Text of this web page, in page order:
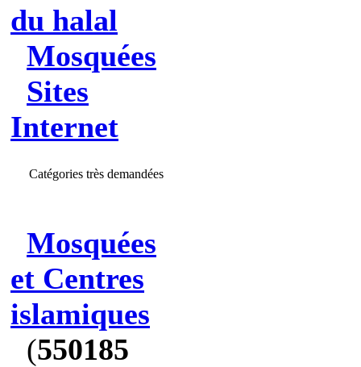
du halal
Mosquées
Sites
Internet
Catégories très demandées
Mosquées
et Centres
islamiques
(550185